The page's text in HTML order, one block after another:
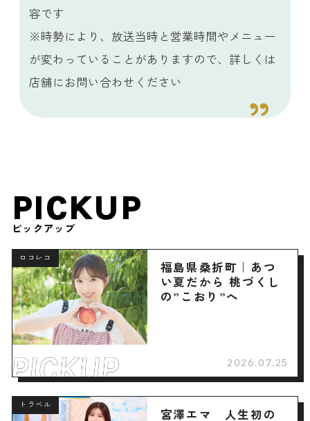
容です
※時勢により、放送当時と営業時間やメニュー
が変わっていることがありますので、詳しくは
店舗にお問い合わせください
PICKUP
ピックアップ
ロコレコ
福島県桑折町｜あつ
い夏だから 桃づくし
の”こおり”へ
2026.07.25
トラベル
宮澤エマ 人生初の